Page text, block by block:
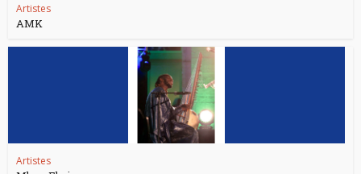
Artistes
AMK
Artistes